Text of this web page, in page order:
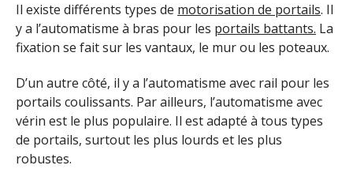
Il existe différents types de motorisation de portails. Il
y a l’automatisme à bras pour les portails battants. La
fixation se fait sur les vantaux, le mur ou les poteaux.
D’un autre côté, il y a l’automatisme avec rail pour les
portails coulissants. Par ailleurs, l’automatisme avec
vérin est le plus populaire. Il est adapté à tous types
de portails, surtout les plus lourds et les plus
robustes.